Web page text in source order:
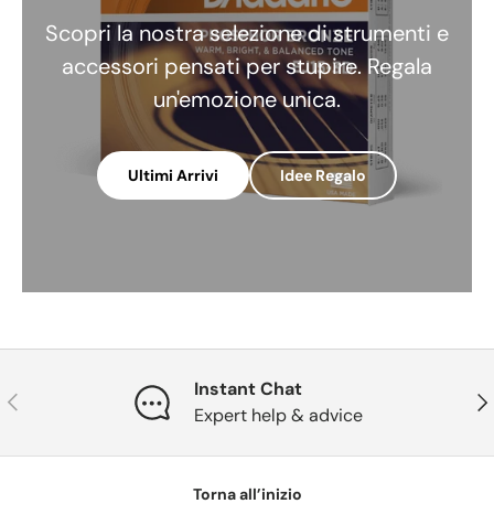
Scopri la nostra selezione di strumenti e
accessori pensati per stupire. Regala
un'emozione unica.
Ultimi Arrivi Idee Regalo
Indietro
Instant Chat
Expert help & advice
Torna all’inizio